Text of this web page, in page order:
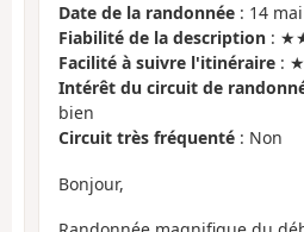
Date de la randonnée : 14
Fiabilité de la description :
Facilité à suivre l'itinéraire :
Intérêt du circuit de
bien
Circuit très fréquenté : Non
Bonjour,